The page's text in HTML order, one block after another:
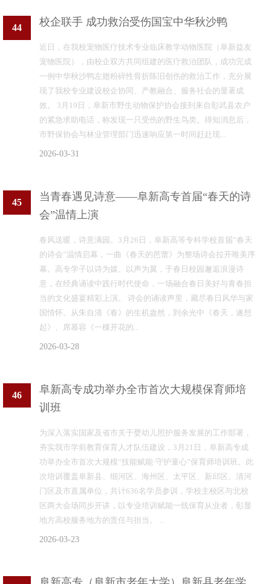
44 校企联手 成功救治受伤国宝中华秋沙鸭
近日，在我校宠物医疗技术专业临床教学动物医院（阜新益友
宠物医院），由校企双方共同组建的医疗救治团队，成功完成
一例中华秋沙鸭左翅粉碎性骨折陈旧创伤的救治工作，充分展
现了我校专业建设校企协同、产教融合、服务社会的显著成
效。 3月19日，阜新市野生动物保护协会接到来自彰武县农户
的紧急求助电话，称发现一只受伤的野生鸟类。得知消息后，
市野保协会与林业管理部门迅速响应第一时间赶赴现...
2026-03-31
45
当青春遇见诗意——阜新高专首届“春天的诗
会”温情上演
春风送暖，诗意满园。3月26日，阜新高等专科学校首届“春天
的诗会”温情启幕，一曲《春天的芭蕾》为整场诗会拉开唯美序
幕。高专学子以诗为媒、以声为翼，于春日校园邂逅浪漫诗
意，在经典诵读中践行时代使命，一场融合春日美好与青春担
当的文化盛宴精彩上演。 诗会的诵读声里，藏尽春日风华与家
国情怀。从朱自清《春》的生机盎然，到余光中《春天，遂想
起》、席慕容《一棵开花的...
2026-03-28
46
阜新高专成功举办全市首次大规模保育师培
训班
为深入落实国家及省市关于婴幼儿照护服务发展的工作部署，
夯实我市学前教育保育人才队伍建设，3月21日，阜新高专成
功举办全市首次大规模“技能赋能·守护童心”保育师培训班。此
次培训覆盖阜新县、细河区、海州区、太平区、新邱区、清河
门区及市直属单位，共计636名学员参训，学校主校区与北校
区两大会场同步开讲，以专业培训赋能一线保育从业者，彰显
地方高校服务地方的责任与担当。 ...
2026-03-23